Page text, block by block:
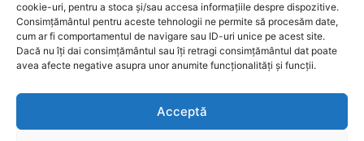
cookie-uri, pentru a stoca și/sau accesa informațiile despre dispozitive.
Consimțământul pentru aceste tehnologii ne permite să procesăm date,
cum ar fi comportamentul de navigare sau ID-uri unice pe acest site.
Dacă nu îți dai consimțământul sau îți retragi consimțământul dat poate
avea afecte negative asupra unor anumite funcționalități și funcții.
Acceptă